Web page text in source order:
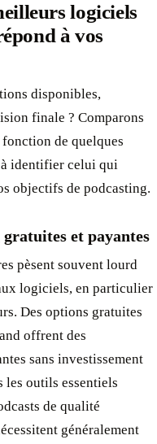
logiciels
à vos
disponibles,
finale ? Comparons
de quelques
identifier celui qui
objectifs de podcasting.
et payantes
pèsent souvent lourd
logiciels, en particulier
Des options gratuites
offrent des
sans investissement
outils essentiels
de qualité
généralement